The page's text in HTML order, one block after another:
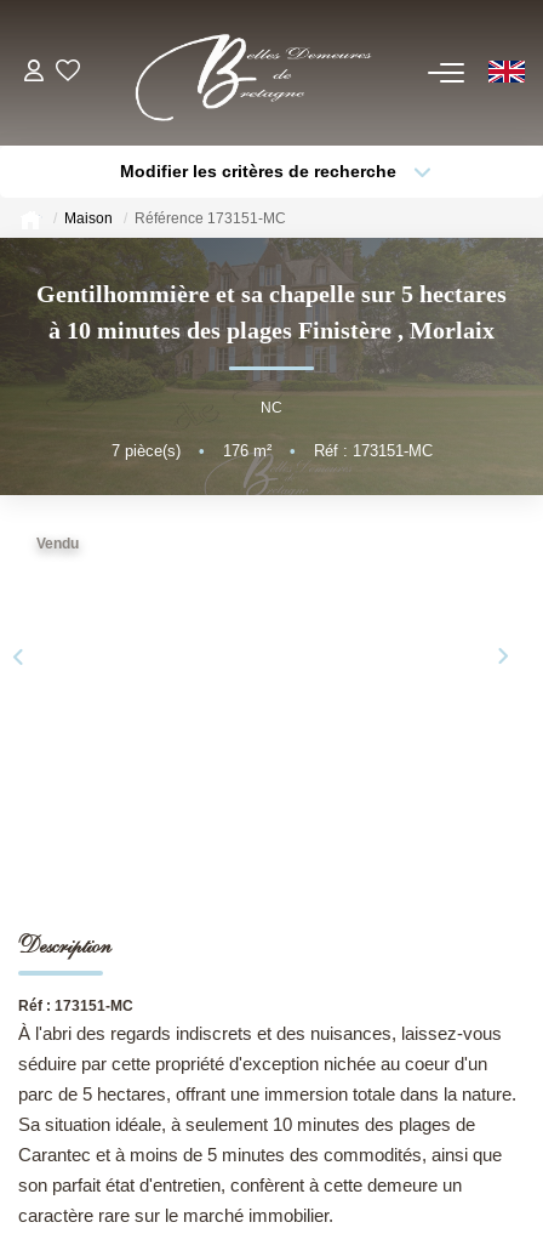
EN
Voir Tous Nos Biens
Châteaux & Manoirs
Propriétés Avec Étangs, Moulins
Bord De Mer
Propriétés Équestres, Rurales
Autres Demeures De Charme
ESTIMER
CONTACT
Modifier les critères de recherche
Sélectionnez...
Thèmes
Budget max
Plus de critères Créer une alerte
Maison Référence 173151-MC
Gentilhommière et sa chapelle sur 5 hectares
à 10 minutes des plages Finistère,Morlaix
NC
7pièce(s) • 176m² • Réf : 173151-MC
Vendu
Description
Réf : 173151-MC
À l'abri des regards indiscrets et des nuisances, laissez-vous
séduire par cette propriété d'exception nichée au coeur d'un
parc de 5 hectares, offrant une immersion totale dans la nature.
Sa situation idéale, à seulement 10 minutes des plages de
Carantec et à moins de 5 minutes des commodités, ainsi que
son parfait état d'entretien, confèrent à cette demeure un
caractère rare sur le marché immobilier.